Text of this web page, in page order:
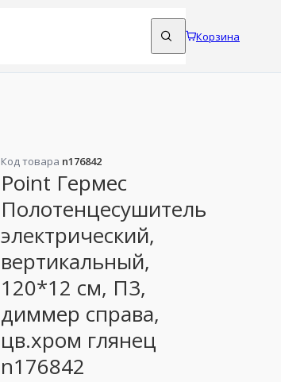
Корзина
Код товара n176842
Point Гермес
Полотенцесушитель
электрический,
вертикальный,
120*12 см, П3,
диммер справа,
цв.хром глянец
n176842